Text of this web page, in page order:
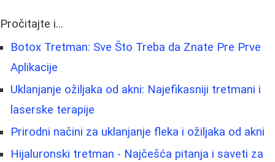
Pročitajte i...
Botox Tretman: Sve Što Treba da Znate Pre Prve
Aplikacije
Uklanjanje ožiljaka od akni: Najefikasniji tretmani i
laserske terapije
Prirodni načini za uklanjanje fleka i ožiljaka od akni
Hijaluronski tretman - Najčešća pitanja i saveti za